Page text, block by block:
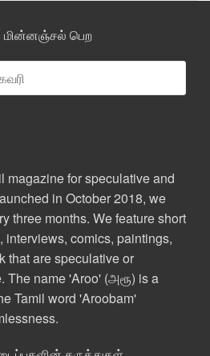
மின்னஞ்சல் பெற
magazine for speculative and
in October 2018, we
three months. We feature short
interviews, comics, paintings,
that are speculative or
The name 'Aroo' (அரூ) is a
Tamil word 'Aroobam'